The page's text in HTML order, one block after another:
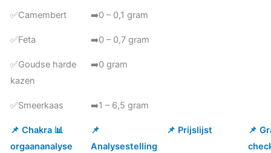
✅Camembert ➡️0 – 0,1 gram
✅Feta ➡️0 – 0,7 gram
✅Goudse harde
kazen
➡️0 gram
✅Smeerkaas ➡️1 – 6,5 gram
📌 Chakra 📊
orgaananalyse
📌
Analysestelling
📌 Prijslijst
📌